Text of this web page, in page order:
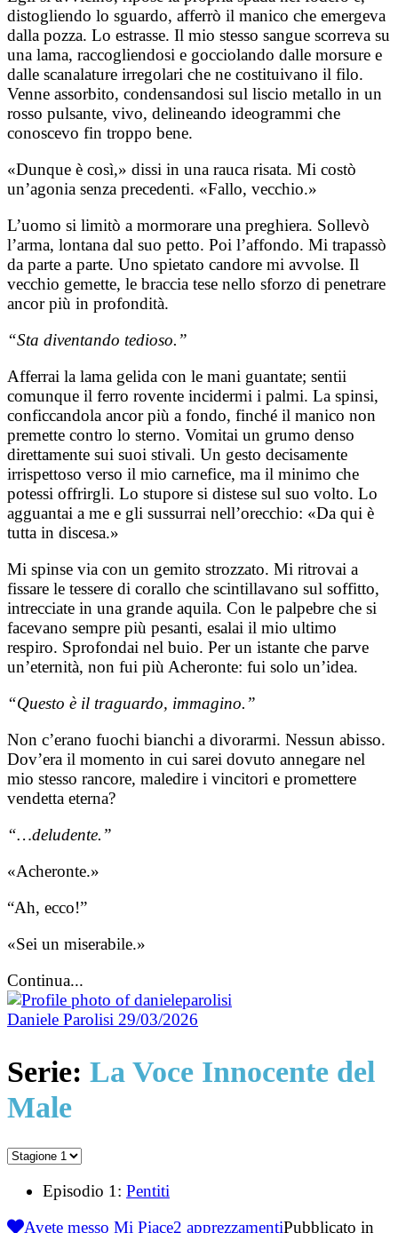
distogliendo lo sguardo, afferrò il manico che emergeva
dalla pozza. Lo estrasse. Il mio stesso sangue scorreva su
una lama, raccogliendosi e gocciolando dalle morsure e
dalle scanalature irregolari che ne costituivano il filo.
Venne assorbito, condensandosi sul liscio metallo in un
rosso pulsante, vivo, delineando ideogrammi che
conoscevo fin troppo bene.
«Dunque è così,» dissi in una rauca risata. Mi costò
un’agonia senza precedenti. «Fallo, vecchio.»
L’uomo si limitò a mormorare una preghiera. Sollevò
l’arma, lontana dal suo petto. Poi l’affondo. Mi trapassò
da parte a parte. Uno spietato candore mi avvolse. Il
vecchio gemette, le braccia tese nello sforzo di penetrare
ancor più in profondità.
“Sta diventando tedioso.”
Afferrai la lama gelida con le mani guantate; sentii
comunque il ferro rovente incidermi i palmi. La spinsi,
conficcandola ancor più a fondo, finché il manico non
premette contro lo sterno. Vomitai un grumo denso
direttamente sui suoi stivali. Un gesto decisamente
irrispettoso verso il mio carnefice, ma il minimo che
potessi offrirgli. Lo stupore si distese sul suo volto. Lo
agguantai a me e gli sussurrai nell’orecchio: «Da qui è
tutta in discesa.»
Mi spinse via con un gemito strozzato. Mi ritrovai a
fissare le tessere di corallo che scintillavano sul soffitto,
intrecciate in una grande aquila. Con le palpebre che si
facevano sempre più pesanti, esalai il mio ultimo
respiro. Sprofondai nel buio. Per un istante che parve
un’eternità, non fui più Acheronte: fui solo un’idea.
“Questo è il traguardo, immagino.”
Non c’erano fuochi bianchi a divorarmi. Nessun abisso.
Dov’era il momento in cui sarei dovuto annegare nel
mio stesso rancore, maledire i vincitori e promettere
vendetta eterna?
“…deludente.”
«Acheronte.»
“Ah, ecco!”
«Sei un miserabile.»
Continua...
Daniele Parolisi 29/03/2026
Serie: La Voce Innocente del
Male
Episodio 1: Pentiti
Avete messo Mi Piace2 apprezzamentiPubblicato in